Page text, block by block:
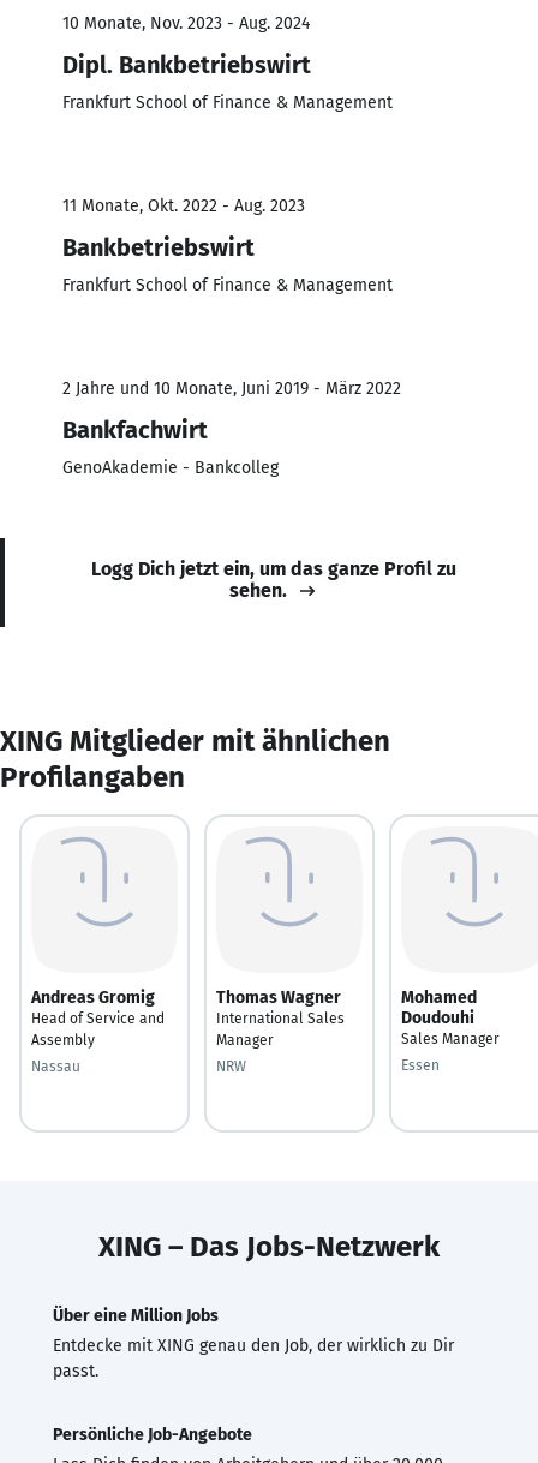
10 Monate, Nov. 2023 - Aug. 2024
Dipl. Bankbetriebswirt
Frankfurt School of Finance & Management
11 Monate, Okt. 2022 - Aug. 2023
Bankbetriebswirt
Frankfurt School of Finance & Management
2 Jahre und 10 Monate, Juni 2019 - März 2022
Bankfachwirt
GenoAkademie - Bankcolleg
Logg Dich jetzt ein, um das ganze Profil zu
sehen.
XING Mitglieder mit ähnlichen
Profilangaben
Andreas Gromig
Head of Service and
Assembly
Nassau
Thomas Wagner
International Sales
Manager
NRW
Mohamed
Doudouhi
Sales Manager
Essen
XING – Das Jobs-Netzwerk
Über eine Million Jobs
Entdecke mit XING genau den Job, der wirklich zu Dir
passt.
Persönliche Job-Angebote